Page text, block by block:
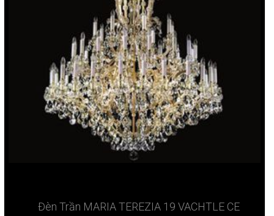
Đèn Trần MARIA TEREZIA 19 VACHTLE CE